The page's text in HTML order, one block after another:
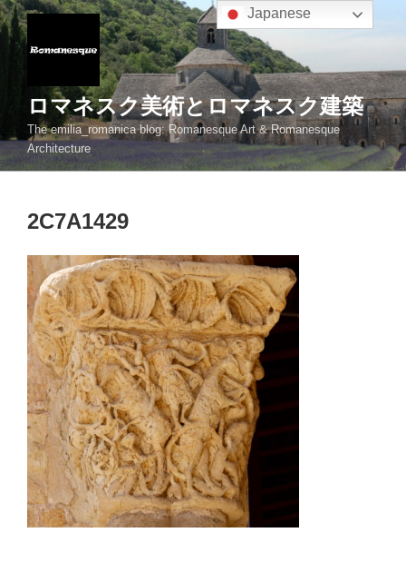
コ
ン
ス
キ
ロマネスク美術とロマネスク建築
The emilia_romanica blog: Romanesque Art & Romanesque
Architecture
2C7A1429
Japanese